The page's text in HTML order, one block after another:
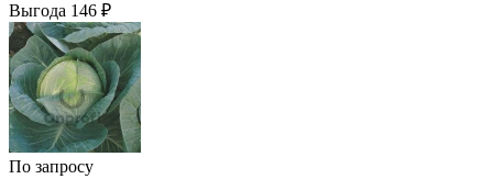
Выгода 146 ₽
По запросу